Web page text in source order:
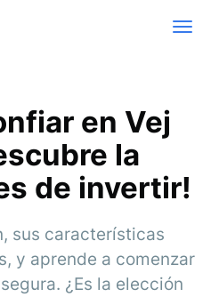
en Vej
la
de invertir!
sus características
y aprende a comenzar
¿Es la elección